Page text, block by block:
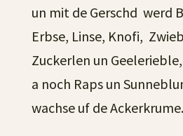
un mit de Gerschd werd
Erbse, Linse, Knofi,
Zuckerlen un Geelerieble,
a noch Raps un
wachse uf de Ackerkrume.